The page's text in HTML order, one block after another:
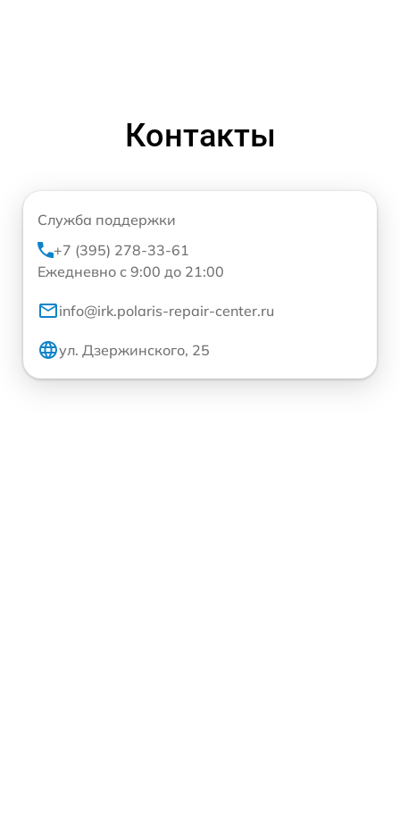
Контакты
Служба поддержки
+7 (395) 278-33-61
Ежедневно с 9:00 до 21:00
info@irk.polaris-repair-center.ru
ул. Дзержинского, 25